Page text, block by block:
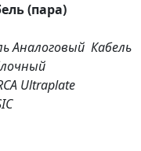
(пара)
Аналоговый Кабель
Ultraplate